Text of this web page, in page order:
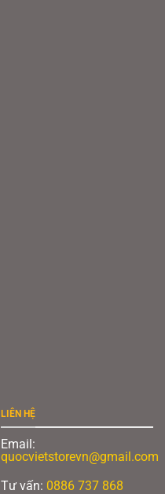
LIÊN HỆ
Email:
quocvietstorevn@gmail.com
Tư vấn: 0886 737 868